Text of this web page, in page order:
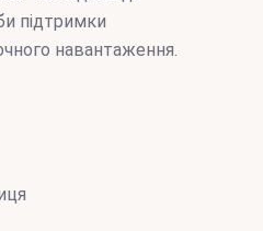
підтримки
навантаження.